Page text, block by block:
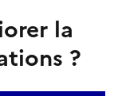
la
?